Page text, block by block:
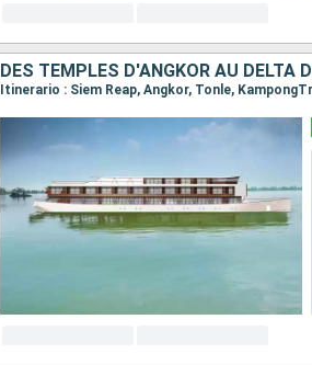
DES TEMPLES D'ANGKOR AU DELTA
Itinerario : Siem Reap, Angkor, Tonle,